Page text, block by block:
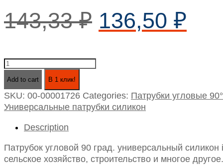
143,33₽ 136,50 ₽
Патрубок
град.
универсальный
6х150х150
quantity
Add to cart В 1 клик!
SKU: 00-00001726 Categories: Патрубки угловые 90°
Универсальные патрубки силикон
Description
Патрубок угловой 90 град. универсальный
сельское хозяйство, строительство и многое